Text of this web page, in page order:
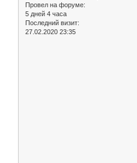
Провел на форуме:
5 дней 4 часа
Последний визит:
27.02.2020 23:35